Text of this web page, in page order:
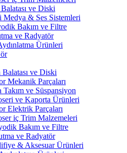
ve Diski
& Ses Sistemleri
Bakım ve Filtre
ve Radyatör
Ürünleri
ve Diski
Mekanik Parçaları
ve Süspansiyon
ve Kaporta Ürünleri
Elektrik Parçaları
iç Trim Malzemeleri
Bakım ve Filtre
ve Radyatör
& Aksesuar Ürünleri